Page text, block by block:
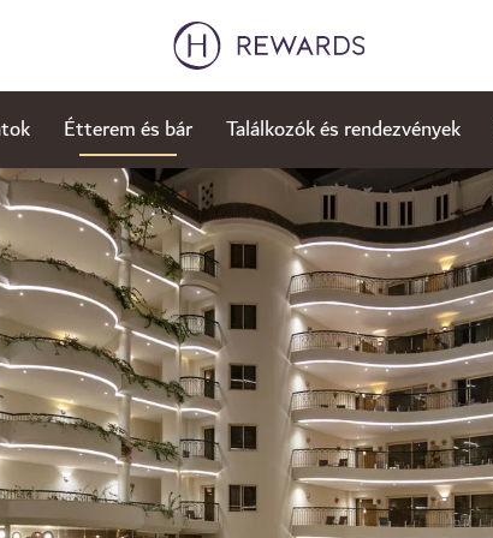
Étterem és bár Találkozók és rendezvények